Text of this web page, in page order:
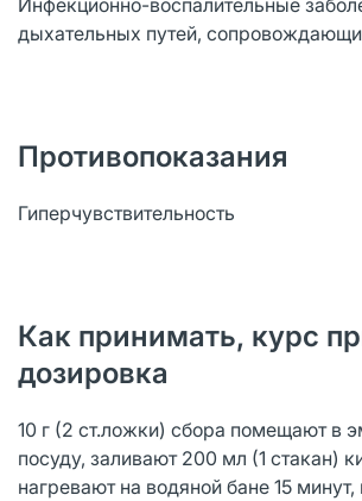
дыхательных путей,
Противопоказания
Гиперчувствительность
Как принимать, курс
дозировка
10 г (2 ст.ложки) сбора помещают в
посуду, заливают 200 мл (1 стакан)
нагревают на водяной бане 15